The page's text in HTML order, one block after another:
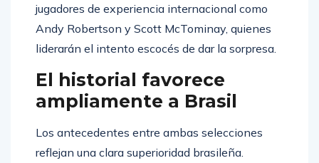
jugadores de experiencia internacional como
Andy Robertson y Scott McTominay, quienes
liderarán el intento escocés de dar la sorpresa.
El historial favorece
ampliamente a Brasil
Los antecedentes entre ambas selecciones
reflejan una clara superioridad brasileña.